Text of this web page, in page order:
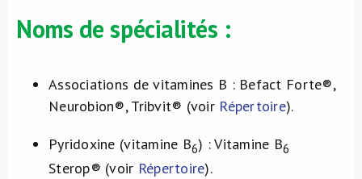
Noms de spécialités :
Associations de vitamines B : Befact Forte®,
Neurobion®, Tribvit® (voir Répertoire).
Pyridoxine (vitamine B6) : Vitamine B6
Sterop® (voir Répertoire).